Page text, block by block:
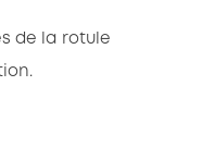
de la rotule